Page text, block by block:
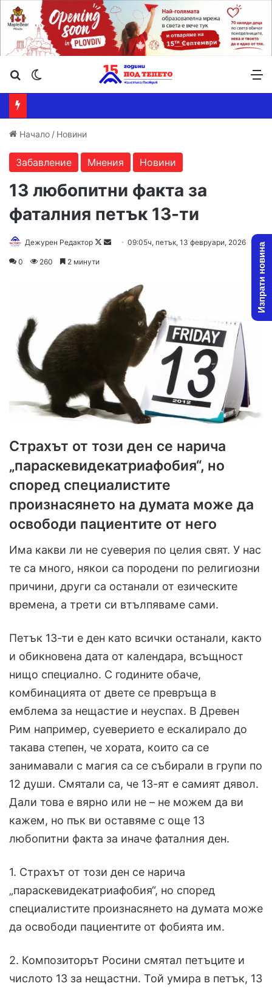
Търсене ...
Начало / Новини
Забавление Мнения Новини
13 любопитни факта за
фаталния петък 13-ти
Дежурен Редактор
Follow
Send09:05ч, петък, 13 февруари, 2026
0 260 2 минути
Страхът от този ден се нарича
„параскевидекатриафобия“, но
според специалистите
произнасянето на думата може да
освободи пациентите от него
Има какви ли не суеверия по целия свят. У нас
те са много, някои са породени по религиозни
причини, други са останали от езическите
времена, а трети си втълпяваме сами.
Петък 13-ти е ден като всички останали, както
и обикновена дата от календара, всъщност
нищо специално. С годините обаче,
комбинацията от двете се превръща в
емблема за нещастие и неуспах. В Древен
Рим например, суеверието е ескалирало до
такава степен, че хората, които са се
занимавали с магия са се събирали в групи по
12 души. Смятали са, че 13-ят е самият дявол.
Дали това е вярно или не – не можем да ви
кажем, но пък ви оставяме с още 13
любопитни факта за иначе фаталния ден.
1. Страхът от този ден се нарича
„параскевидекатриафобия“, но според
специалистите произнасянето на думата може
да освободи пациентите от фобията им.
2. Композиторът Росини смятал петъците и
числото 13 за нещастни. Той умира в петък, 13
Изпрати новина